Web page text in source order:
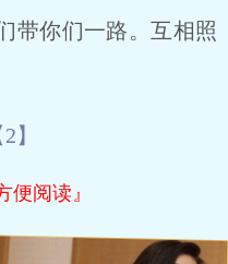
带你们一路。互相照
2】
便阅读』